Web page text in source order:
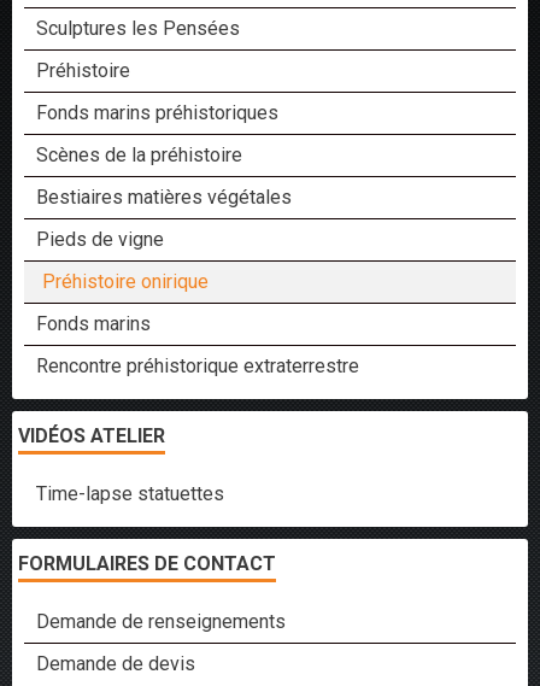
Sculptures les Pensées
Préhistoire
Fonds marins préhistoriques
Scènes de la préhistoire
Bestiaires matières végétales
Pieds de vigne
Préhistoire onirique
Fonds marins
Rencontre préhistorique extraterrestre
VIDÉOS ATELIER
Time-lapse statuettes
FORMULAIRES DE CONTACT
Demande de renseignements
Demande de devis